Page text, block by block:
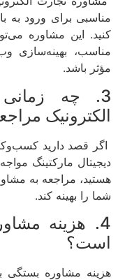
مناسبی برای ورود به
کنید. این مشاوره
مناسب، بهینه‌سازی
مؤثر باشد.
3. چه
الکترونیک
اگر قصد دارید
دیجیتال مارکتینگ
هستید، مراجعه به
شما را بهینه کند.
4. هزینه
است؟
هزینه مشاوره بستگی